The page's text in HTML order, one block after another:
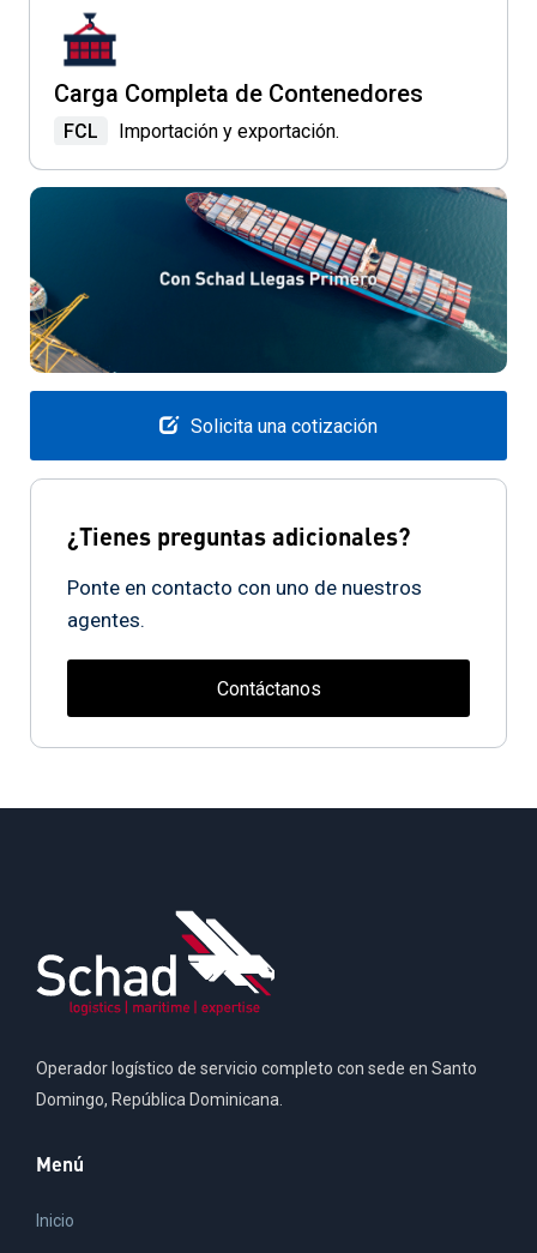
Carga Completa de Contenedores
FCL Importación y exportación.
Solicita una cotización
¿Tienes preguntas adicionales?
Ponte en contacto con uno de nuestros
agentes.
Contáctanos
Operador logístico de servicio completo con sede en Santo
Domingo, República Dominicana.
Menú
Inicio